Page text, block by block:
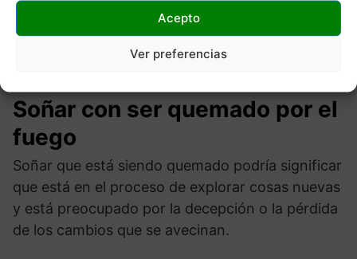
Acepto
Ver preferencias
grupo de amigos, podría significar que siente una
conexión espiritual con estas personas u otras
personas en su vida.
Soñar con ser quemado por el
fuego
Soñar que está siendo quemado podría significar
que está en el proceso de explorar cosas nuevas
y está preocupado por la decepción o la pérdida
de los cambios que se avecinan.